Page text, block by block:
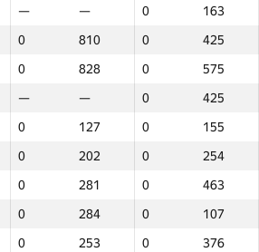
— — 0 163
0 810 0 425
0 828 0 575
— — 0 425
0 127 0 155
0 202 0 254
0 281 0 463
0 284 0 107
0 253 0 376
1 2
GP30 Վայր GP30 Վայր